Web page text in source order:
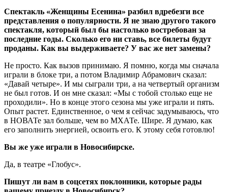
Спектакль «Женщины Есенина» разбил вдребезги все
представления о популярности. Я не знаю другого такого
спектакля, который был бы настолько востребован за
последние годы. Сколько его ни ставь, все билеты будут
проданы. Как вы выдерживаете? У вас же нет замены?
Не просто. Как вызов принимаю. Я помню, когда мы сначала
играли в блоке три, а потом Владимир Абрамович сказал:
«Давай четыре». И мы сыграли три, а на четвертый организм
не был готов. И он мне сказал: «Мы с тобой столько еще не
проходили». Но в конце этого сезона мы уже играли и пять.
Опыт растет. Единственное, о чем я сейчас задумываюсь, что
в НОВАТе зал больше, чем во МХАТе. Шире. Я думаю, как
его заполнить энергией, освоить его. К этому себя готовлю!
Вы же уже играли в Новосибирске.
Да, в театре «Глобус».
Пишут ли вам в соцсетях поклонники, которые рады